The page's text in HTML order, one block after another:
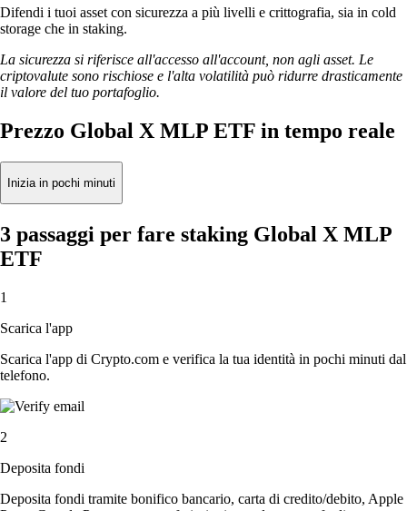
Difendi i tuoi asset con sicurezza a più livelli e crittografia, sia in cold
storage che in staking.
La sicurezza si riferisce all'accesso all'account, non agli asset. Le
criptovalute sono rischiose e l'alta volatilità può ridurre drasticamente
il valore del tuo portafoglio.
Prezzo Global X MLP ETF in tempo reale
Inizia in pochi minuti
3 passaggi per fare staking Global X MLP
ETF
1
Scarica l'app
Scarica l'app di Crypto.com e verifica la tua identità in pochi minuti dal
telefono.
2
Deposita fondi
Deposita fondi tramite bonifico bancario, carta di credito/debito, Apple